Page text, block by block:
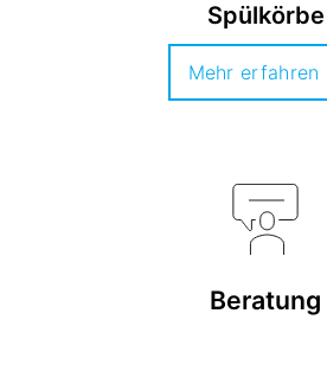
Spülkörbe
Mehr erfahren
Beratung